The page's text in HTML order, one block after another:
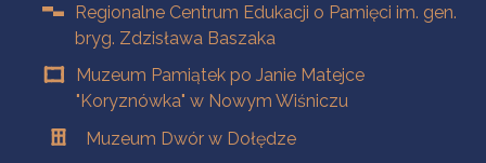
Regionalne Centrum Edukacji o Pamięci im. gen.
bryg. Zdzisława Baszaka
Muzeum Pamiątek po Janie Matejce
"Koryznówka" w Nowym Wiśniczu
Muzeum Dwór w Dołędze